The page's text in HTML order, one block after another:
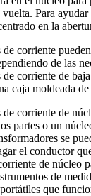
Para
en la
corriente
de las
corriente de
caja moldeada
corriente de
partes o un
se
el conductor
de núcleo
de
que